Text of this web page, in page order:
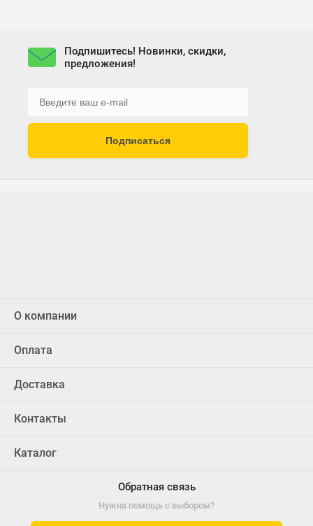
Подпишитесь! Новинки, скидки,
предложения!
Подписаться
О компании
Оплата
Доставка
Контакты
Каталог
Обратная связь
Нужна помощь с выбором?